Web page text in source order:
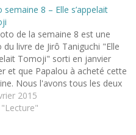
semaine 8 – Elle s’appelait
de la semaine 8 est une
livre de Jirô Taniguchi "Elle
Tomoji" sorti en janvier
et que Papalou à acheté cette
Nous l'avons tous les deux
vite, trop vite même, les
dessinées de Taniguchi ne
2015